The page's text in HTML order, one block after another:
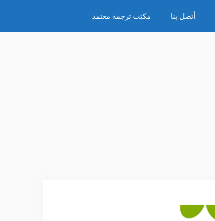
أتصل بنا مكتب ترجمة معتمد